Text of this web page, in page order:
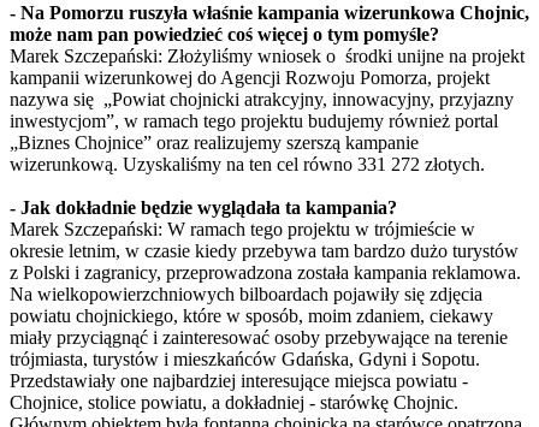
- Na Pomorzu ruszyła właśnie kampania wizerunkowa Chojnic,
może nam pan powiedzieć coś więcej o tym pomyśle?
Marek Szczepański: Złożyliśmy wniosek o środki unijne na projekt
kampanii wizerunkowej do Agencji Rozwoju Pomorza, projekt
nazywa się „Powiat chojnicki atrakcyjny, innowacyjny, przyjazny
inwestycjom”, w ramach tego projektu budujemy również portal
„Biznes Chojnice” oraz realizujemy szerszą kampanie
wizerunkową. Uzyskaliśmy na ten cel równo 331 272 złotych.
- Jak dokładnie będzie wyglądała ta kampania?
Marek Szczepański: W ramach tego projektu w trójmieście w
okresie letnim, w czasie kiedy przebywa tam bardzo dużo turystów
z Polski i zagranicy, przeprowadzona została kampania reklamowa.
Na wielkopowierzchniowych bilboardach pojawiły się zdjęcia
powiatu chojnickiego, które w sposób, moim zdaniem, ciekawy
miały przyciągnąć i zainteresować osoby przebywające na terenie
trójmiasta, turystów i mieszkańców Gdańska, Gdyni i Sopotu.
Przedstawiały one najbardziej interesujące miejsca powiatu -
Chojnice, stolice powiatu, a dokładniej - starówkę Chojnic.